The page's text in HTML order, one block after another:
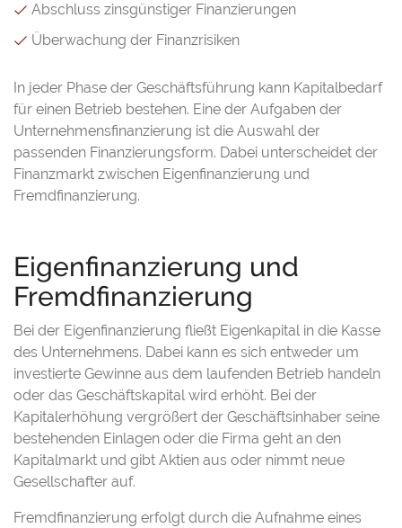
Abschluss zinsgünstiger Finanzierungen
Überwachung der Finanzrisiken
In jeder Phase der Geschäftsführung kann Kapitalbedarf
für einen Betrieb bestehen. Eine der Aufgaben der
Unternehmensfinanzierung ist die Auswahl der
passenden Finanzierungsform. Dabei unterscheidet der
Finanzmarkt zwischen Eigenfinanzierung und
Fremdfinanzierung.
Eigenfinanzierung und
Fremdfinanzierung
Bei der Eigenfinanzierung fließt Eigenkapital in die Kasse
des Unternehmens. Dabei kann es sich entweder um
investierte Gewinne aus dem laufenden Betrieb handeln
oder das Geschäftskapital wird erhöht. Bei der
Kapitalerhöhung vergrößert der Geschäftsinhaber seine
bestehenden Einlagen oder die Firma geht an den
Kapitalmarkt und gibt Aktien aus oder nimmt neue
Gesellschafter auf.
Fremdfinanzierung erfolgt durch die Aufnahme eines